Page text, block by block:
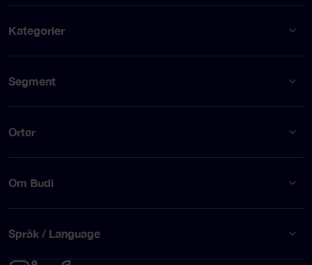
Kategorier
Segment
Orter
Om Budi
Språk / Language